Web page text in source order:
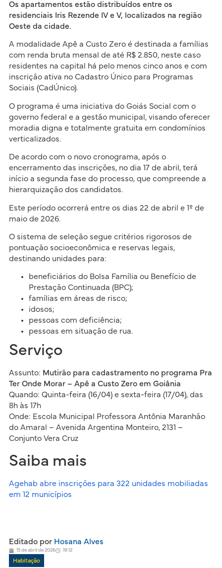
Os apartamentos estão distribuídos entre os
residenciais Iris Rezende IV e V, localizados na região
Oeste da cidade.
A modalidade Apê a Custo Zero é destinada a famílias
com renda bruta mensal de até R$ 2.850, neste caso
residentes na capital há pelo menos cinco anos e com
inscrição ativa no Cadastro Único para Programas
Sociais (CadÚnico).
O programa é uma iniciativa do Goiás Social com o
governo federal e a gestão municipal, visando oferecer
moradia digna e totalmente gratuita em condomínios
verticalizados.
De acordo com o novo cronograma, após o
encerramento das inscrições, no dia 17 de abril, terá
início a segunda fase do processo, que compreende a
hierarquização dos candidatos.
Este período ocorrerá entre os dias 22 de abril e 1º de
maio de 2026.
O sistema de seleção segue critérios rigorosos de
pontuação socioeconômica e reservas legais,
destinando unidades para:
beneficiários do Bolsa Família ou Benefício de
Prestação Continuada (BPC);
famílias em áreas de risco;
idosos;
pessoas com deficiência;
pessoas em situação de rua.
Serviço
Assunto: Mutirão para cadastramento no programa Pra
Ter Onde Morar – Apê a Custo Zero em Goiânia
Quando: Quinta-feira (16/04) e sexta-feira (17/04), das
8h às 17h
Onde: Escola Municipal Professora Antônia Maranhão
do Amaral – Avenida Argentina Monteiro, 2131 –
Conjunto Vera Cruz
Saiba mais
Agehab abre inscrições para 322 unidades mobiliadas
em 12 municípios
Editado porHosana Alves
15 de abril de 2026 19:12
Habitação